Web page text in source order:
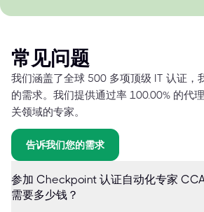
常见问题
我们涵盖了全球 500 多项顶级 IT 认证，
的需求。我们提供通过率 100.00% 的代
关领域的专家。
告诉我们您的需求
参加 Checkpoint 认证自动化专家
需要多少钱？